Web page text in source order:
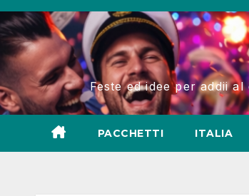
Salta
al
contenuto
Feste ed idee per addii
PACCHETTI ITALIA